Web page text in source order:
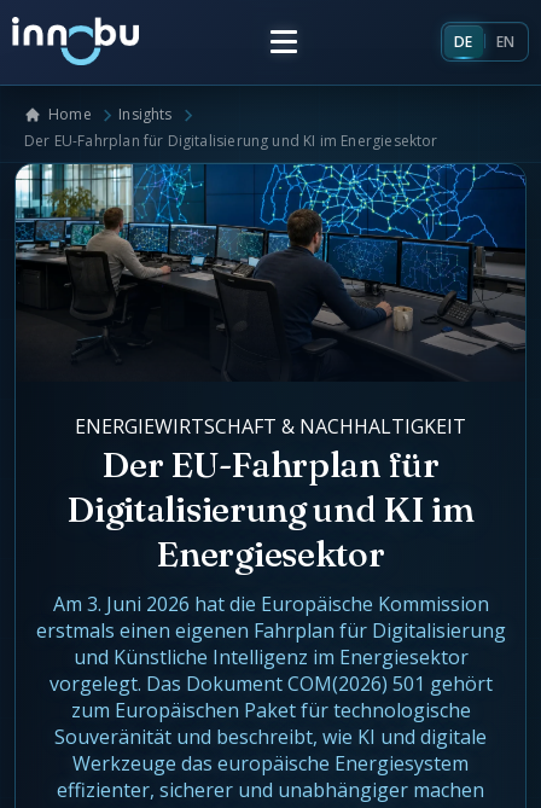
Home
Insights
Frameworks
Energieversorger
Marktrollen Energiemarkt
Künstliche Intelligenz
Agentic Harness Engineering
Über uns
Team
Glossar
Kontakt
DE EN
Home
Insights
Der EU-Fahrplan für Digitalisierung und KI im Energiesektor
ENERGIEWIRTSCHAFT & NACHHALTIGKEIT
Der EU-Fahrplan für
Digitalisierung und KI im
Energiesektor
Am 3. Juni 2026 hat die Europäische Kommission
erstmals einen eigenen Fahrplan für Digitalisierung
und Künstliche Intelligenz im Energiesektor
vorgelegt. Das Dokument COM(2026) 501 gehört
zum Europäischen Paket für technologische
Souveränität und beschreibt, wie KI und digitale
Werkzeuge das europäische Energiesystem
effizienter, sicherer und unabhängiger machen